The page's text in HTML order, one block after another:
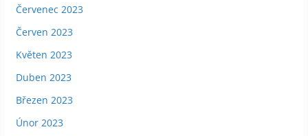
Červenec 2023
Červen 2023
Květen 2023
Duben 2023
Březen 2023
Únor 2023